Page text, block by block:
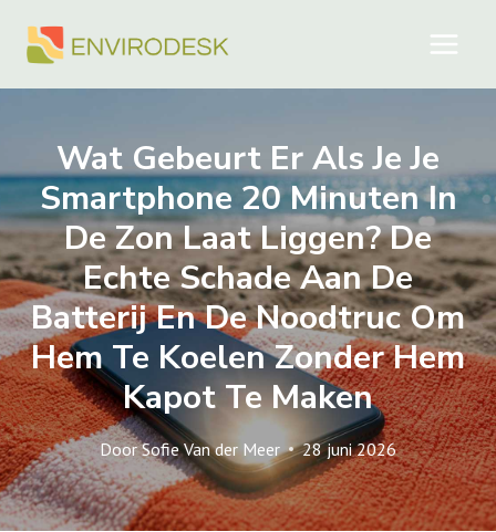
naar
Wat Gebeurt Er Als Je Je
Smartphone 20 Minuten In
De Zon Laat Liggen? De
Echte Schade Aan De
Batterij En De Noodtruc Om
Hem Te Koelen Zonder Hem
Kapot Te Maken
DoorSofie Van der Meer 28 juni 2026